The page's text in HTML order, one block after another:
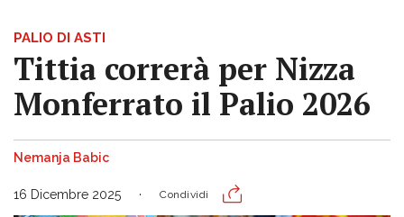
PALIO DI ASTI
Tittia correrà per Nizza
Monferrato il Palio 2026
Nemanja Babic
16 Dicembre 2025 Condividi